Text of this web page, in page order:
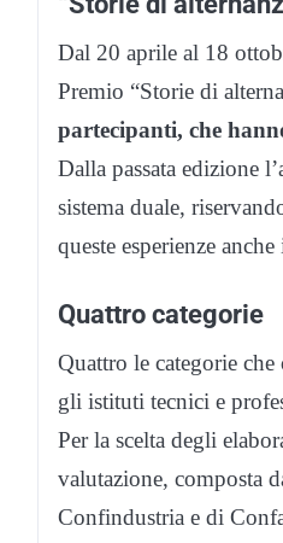
Dal 20 aprile al 18
Premio “Storie di
partecipanti, che
Dalla passata edizione
sistema duale,
queste esperienze
Quattro categorie
Quattro le categorie
gli istituti tecnici e
Per la scelta degli
valutazione, composta
Confindustria e di